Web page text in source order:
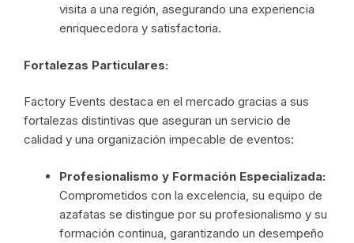
visita a una región, asegurando una experiencia
enriquecedora y satisfactoria.
Fortalezas Particulares:
Factory Events destaca en el mercado gracias a sus
fortalezas distintivas que aseguran un servicio de
calidad y una organización impecable de eventos:
Profesionalismo y Formación Especializada:
Comprometidos con la excelencia, su equipo de
azafatas se distingue por su profesionalismo y su
formación continua, garantizando un desempeño